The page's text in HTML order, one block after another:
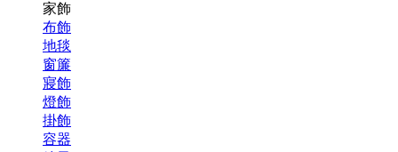
家飾
布飾
地毯
窗簾
寢飾
燈飾
掛飾
容器